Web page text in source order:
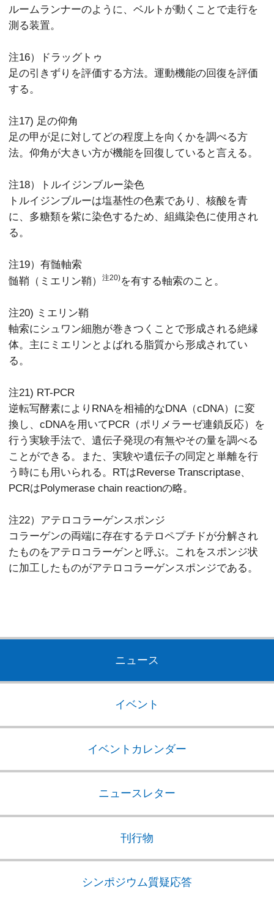
ルームランナーのように、ベルトが動くことで走行を
測る装置。
注16）ドラッグトゥ
足の引きずりを評価する方法。運動機能の回復を評価
する。
注17) 足の仰角
足の甲が足に対してどの程度上を向くかを調べる方
法。仰角が大きい方が機能を回復していると言える。
注18）トルイジンブルー染色
トルイジンブルーは塩基性の色素であり、核酸を青
に、多糖類を紫に染色するため、組織染色に使用され
る。
注19）有髄軸索
髄鞘（ミエリン鞘）注20)を有する軸索のこと。
注20) ミエリン鞘
軸索にシュワン細胞が巻きつくことで形成される絶縁
体。主にミエリンとよばれる脂質から形成されてい
る。
注21) RT-PCR
逆転写酵素によりRNAを相補的なDNA（cDNA）に変
換し、cDNAを用いてPCR（ポリメラーゼ連鎖反応）を
行う実験手法で、遺伝子発現の有無やその量を調べる
ことができる。また、実験や遺伝子の同定と単離を行
う時にも用いられる。RTはReverse Transcriptase、
PCRはPolymerase chain reactionの略。
注22）アテロコラーゲンスポンジ
コラーゲンの両端に存在するテロペプチドが分解され
たものをアテロコラーゲンと呼ぶ。これをスポンジ状
に加工したものがアテロコラーゲンスポンジである。
ニュース
イベント
イベントカレンダー
ニュースレター
刊行物
シンポジウム質疑応答